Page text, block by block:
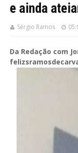
e ainda
Sérgio Ramos
Da Redação com